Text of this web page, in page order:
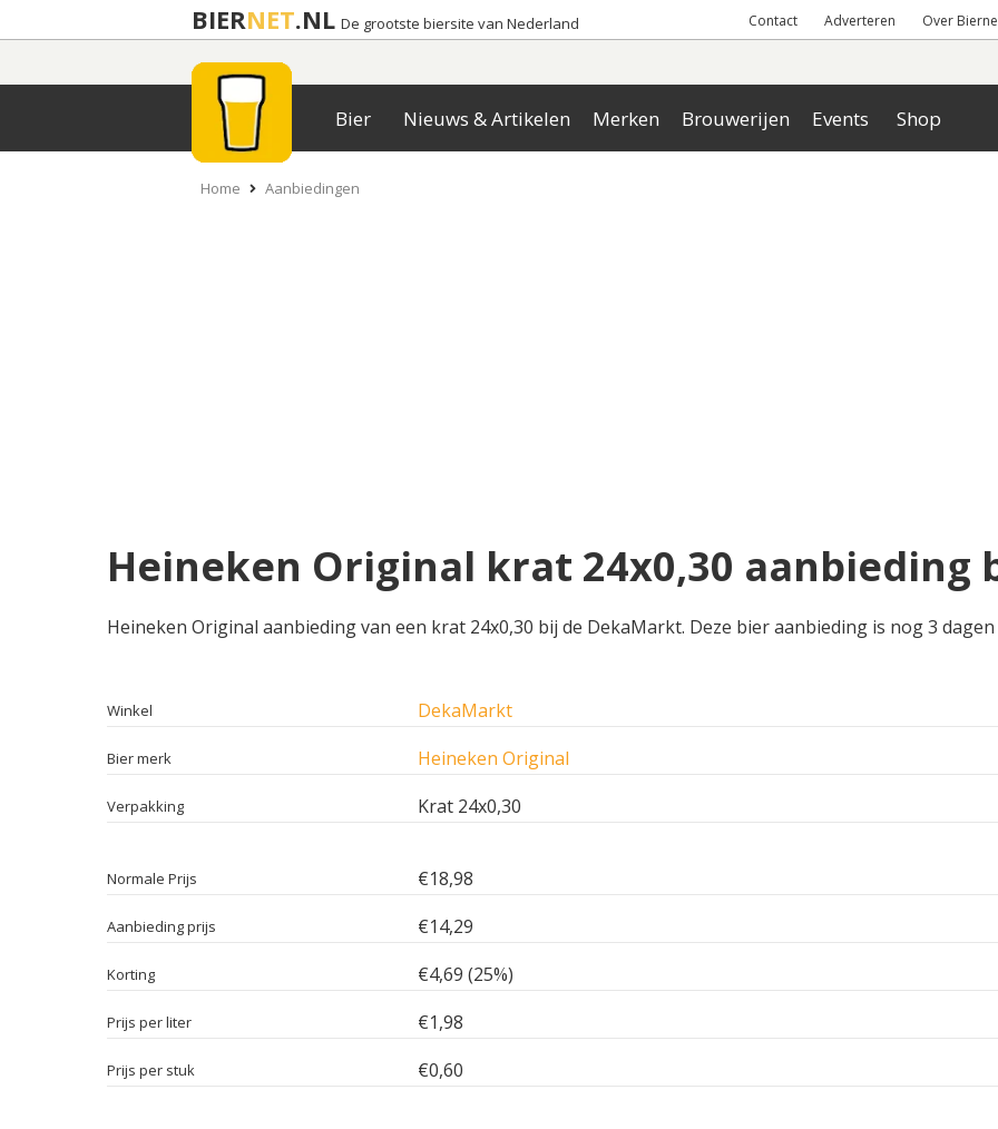
BIERNET.NL De grootste biersite van Nederland Contact Adverteren Over
Bier Nieuws & Artikelen Merken Brouwerijen Events Shop
Home Aanbiedingen
Heineken Original krat 24x0,30 aanbieding
Heineken Original aanbieding van een krat 24x0,30 bij de DekaMarkt. Deze bier aanbieding is nog 3
Winkel DekaMarkt
Bier merk Heineken Original
Verpakking Krat 24x0,30
Normale Prijs €18,98
Aanbieding prijs €14,29
Korting €4,69 (25%)
Prijs per liter €1,98
Prijs per stuk €0,60